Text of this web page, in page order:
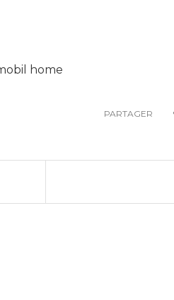
home
PARTAGER